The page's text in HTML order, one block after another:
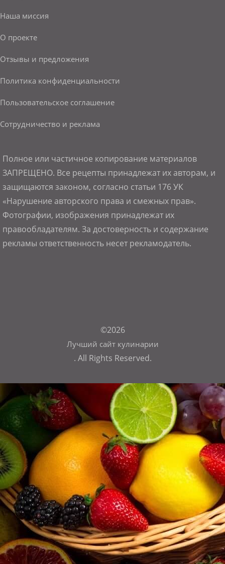
Наша миссия
О проекте
Отзывы и предложения
Политика конфиденциальности
Пользовательское соглашение
Сотрудничество и реклама
Полное или частичное копирование материалов
ЗАПРЕЩЕНО. Все рецепты принадлежат их авторам, и
защищаются законом, согласно статьи 176 УК
«Нарушение авторского права и смежных прав».
Фотографии, изображения принадлежат их
правообладателям. За достоверность и содержание
рекламы ответственность несет рекламодатель.
©2026
Лучший сайт кулинарии
. All Rights Reserved.